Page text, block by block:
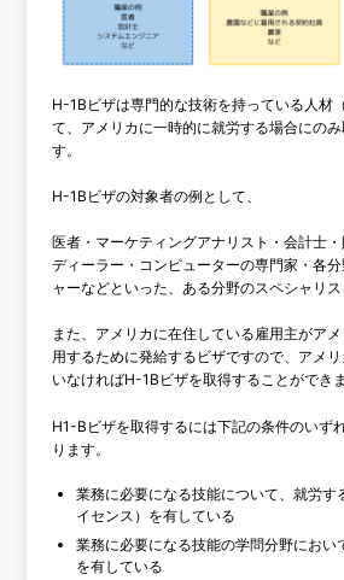
H-1Bビザは専門的な技術を持っている人材
て、アメリカに一時的に就労する場合にの
す。
H-1Bビザの対象者の例として、
医者・マーケティングアナリスト・会計士
ディーラー・コンピューターの専門家・各
ャーなどといった、ある分野のスペシャリス
また、アメリカに在住している雇用主がア
用するために発給するビザですので、アメ
いなければH-1Bビザを取得することができま
H1-Bビザを取得するには下記の条件のいず
ります。
業務に必要になる技能について、就労す
イセンス）を有している
業務に必要になる技能の学問分野におい
を有している